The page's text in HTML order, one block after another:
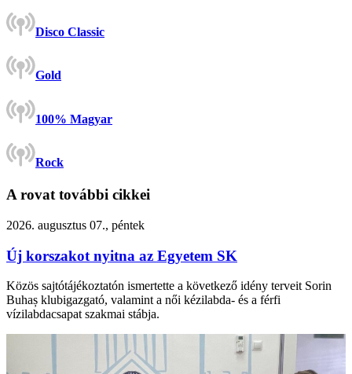
Disco Classic
Gold
100% Magyar
Rock
A rovat további cikkei
2026. augusztus 07., péntek
Új korszakot nyitna az Egyetem SK
Közös sajtótájékoztatón ismertette a következő idény terveit Sorin
Buhaș klubigazgató, valamint a női kézilabda- és a férfi
vízilabdacsapat szakmai stábja.